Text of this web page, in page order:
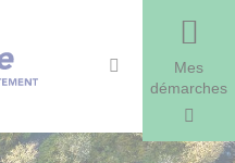
Mes
démarches